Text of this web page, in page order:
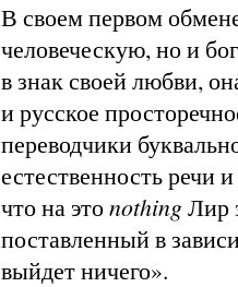
В своем первом
человеческую, но и
в знак своей любви,
и русское
переводчики
естественность речи
что на этоnothingЛир
поставленный в
выйдет ничего».